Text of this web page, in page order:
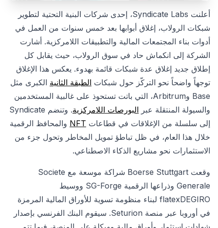
أعلنت Syndicate Labs، إحدى شركات البنية التحتية لتطوير
شبكات الرولاب، إغلاق أبوابها بعد خمس سنوات من العمل في
أدوات بناء المجتمعات المالية والتطبيقات اللامركزية. أشارت
الشركة إلى انكماش حاد في سوق الرولاب، حيث يقابل كل
إطلاق جديد إغلاق عدة شبكات قائمة بهدوء. يعكس هذا الإغلاق
توجهاً واضحاً نحو التركّز حول شبكات الطبقة الثانية الكبرى مثل
Base وArbitrum، التي باتت تستحوذ على غالبية المستخدمين
والسيولة المنتقلة عبر البورصات اللامركزية
. وتنضم Syndicate
إلى سلسلة من الإغلاقات في قطاعات NFT والمحافظ الرقمية
خلال هذا العام، في ظل تباطؤ تمويل المخاطر وتحول جزء من
الاستثمارات نحو مشاريع الذكاء الاصطناعي.
وقعت Boerse Stuttgart شراكة موسعة مع Societe
Generale وذراعها الرقمية SG-Forge ووسيط
flatexDEGIRO لبناء منظومة تسوية للأوراق المالية المرمزة
في أوروبا عبر منصة Seturion. سيقوم البنك الفرنسي بإصدار